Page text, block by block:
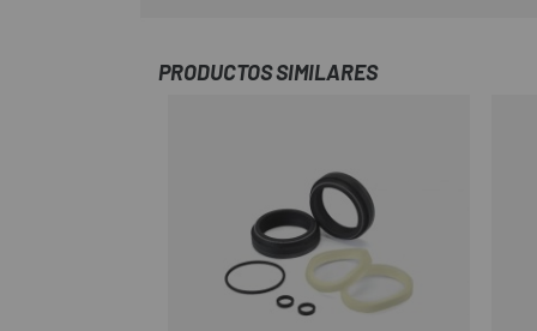
PRODUCTOS SIMILARES